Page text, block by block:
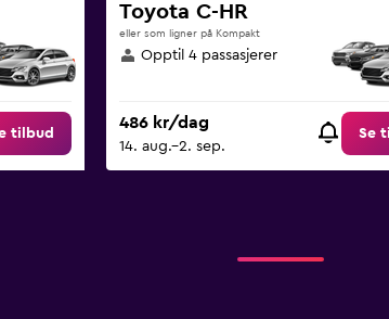
tilbud
Toyota C-HR
eller som ligner på Kompakt
Opptil 4 passasjerer
486 kr/dag
14. aug.–2. sep.
Se